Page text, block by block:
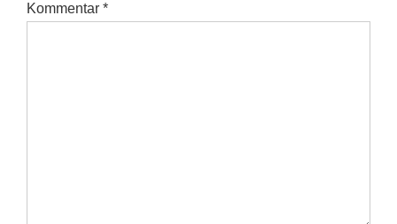
Kommentar *